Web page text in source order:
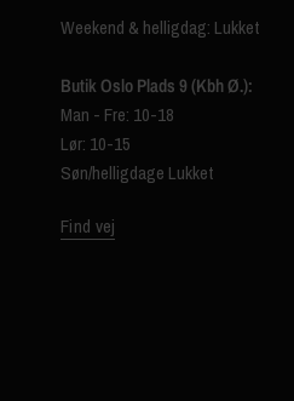
Weekend & helligdag: Lukket
Butik Oslo Plads 9 (Kbh Ø.):
Man - Fre: 10-18
Lør: 10-15
Søn/helligdage Lukket
Find vej